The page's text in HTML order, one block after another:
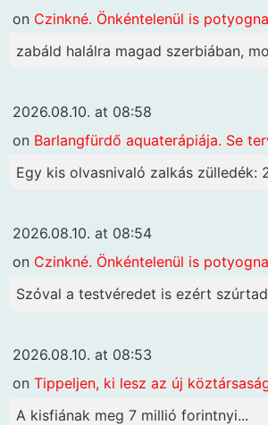
on Czinkné. Önkéntelenül is
zabáld halálra magad szerbiában,
2026.08.10. at 08:58
on Barlangfürdő aquaterápiája. Se
Egy kis olvasnivaló zalkás zülledék:
2026.08.10. at 08:54
on Czinkné. Önkéntelenül is
Szóval a testvéredet is ezért
2026.08.10. at 08:53
on Tippeljen, ki lesz az új
A kisfiának meg 7 millió forintnyi...